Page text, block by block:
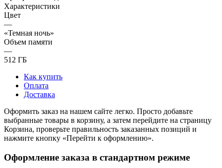
Характеристики
Цвет
—
«Темная ночь»
Объем памяти
—
512 ГБ
Как купить
Оплата
Доставка
Оформить заказ на нашем сайте легко. Просто добавьте
выбранные товары в корзину, а затем перейдите на страницу
Корзина, проверьте правильность заказанных позиций и
нажмите кнопку «Перейти к оформлению».
Оформление заказа в стандартном режиме